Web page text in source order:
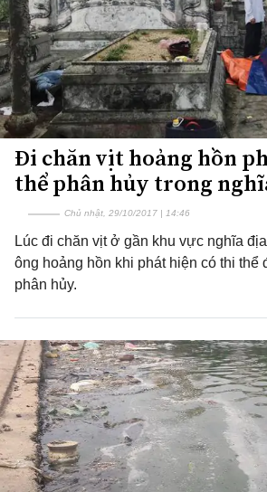
Đi chăn vịt hoảng hồn
thể phân hủy trong
Chủ nhật, 29/10/2017 | 14:46
Lúc đi chăn vịt ở gần khu vực nghĩa
ông hoảng hồn khi phát hiện có thi thể
phân hủy.